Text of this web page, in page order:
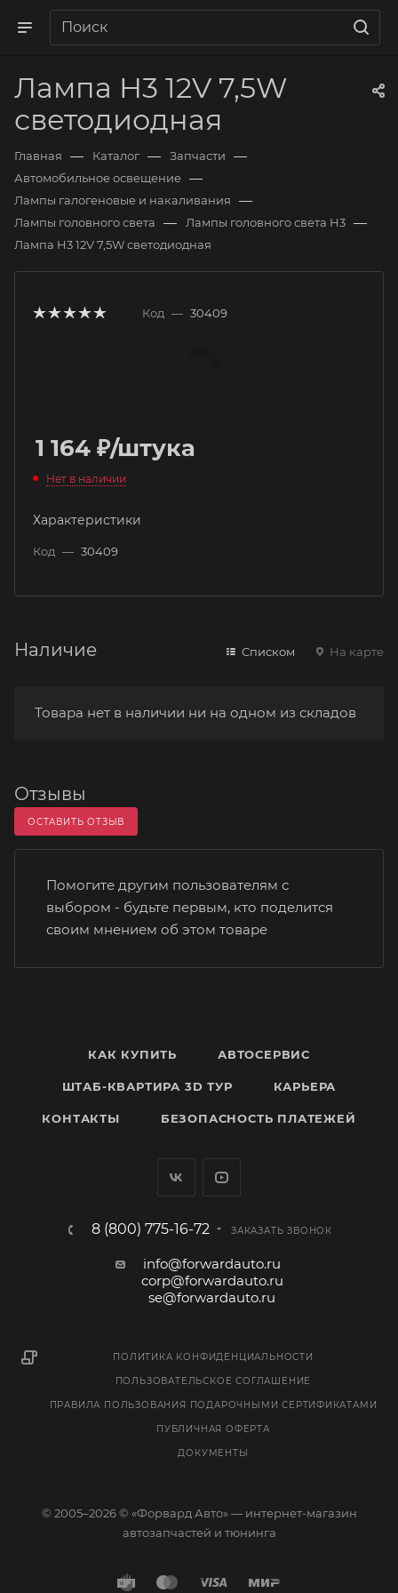
Лампа H3 12V 7,5W
светодиодная
Главная — Каталог — Запчасти —
Автомобильное освещение —
Лампы галогеновые и накаливания —
Лампы головного света — Лампы головного света H3 —
Лампа H3 12V 7,5W светодиодная
Код — 30409
1 164 ₽/штука
Нет в наличии
Характеристики
Код — 30409
Наличие Списком На карте
Товара нет в наличии ни на одном из складов
Отзывы
ОСТАВИТЬ ОТЗЫВ
Помогите другим пользователям с
выбором - будьте первым, кто поделится
своим мнением об этом товаре
КАК КУПИТЬ АВТОСЕРВИС
ШТАБ-КВАРТИРА 3D ТУР КАРЬЕРА
КОНТАКТЫ БЕЗОПАСНОСТЬ ПЛАТЕЖЕЙ
8 (800) 775-16-72 ЗАКАЗАТЬ ЗВОНОК
info@forwardauto.ru
corp@forwardauto.ru
se@forwardauto.ru
ПОЛИТИКА КОНФИДЕНЦИАЛЬНОСТИ
ПОЛЬЗОВАТЕЛЬСКОЕ СОГЛАШЕНИЕ
ПРАВИЛА ПОЛЬЗОВАНИЯ ПОДАРОЧНЫМИ СЕРТИФИКАТАМИ
ПУБЛИЧНАЯ ОФЕРТА
ДОКУМЕНТЫ
© 2005–2026 © «Форвард Авто» — интернет-магазин
автозапчастей и тюнинга